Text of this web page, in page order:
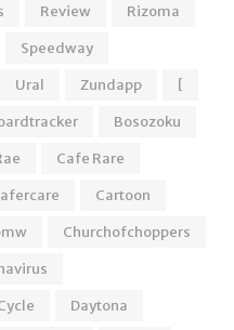
Review
Rizoma
Speedway
Ural Zundapp
[
Bosozoku
Cafe Rare
Cartoon
Churchofchoppers
Daytona